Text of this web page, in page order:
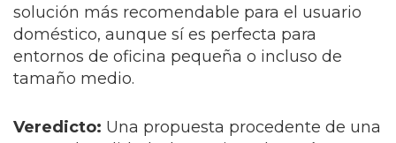
solución más recomendable para el usuario
doméstico, aunque sí es perfecta para
entornos de oficina pequeña o incluso de
tamaño medio.
Veredicto: Una propuesta procedente de una